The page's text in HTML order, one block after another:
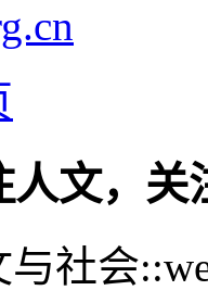
人文，关
与社会